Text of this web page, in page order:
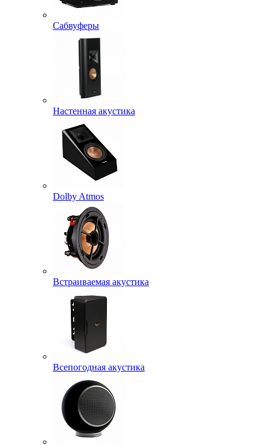
Сабвуферы
Настенная акустика
Dolby Atmos
Встраиваемая акустика
Всепогодная акустика